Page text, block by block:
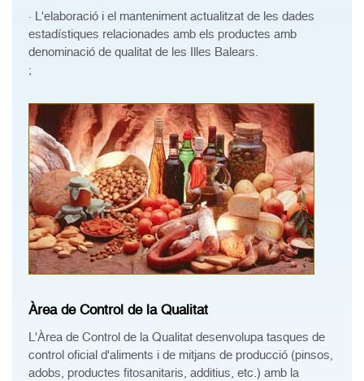
· L'elaboració i el manteniment actualitzat de les dades
estadístiques relacionades amb els productes amb
denominació de qualitat de les Illes Balears.
;
Àrea de Control de la Qualitat
L'Àrea de Control de la Qualitat desenvolupa tasques de
control oficial d'aliments i de mitjans de producció (pinsos,
adobs, productes fitosanitaris, additius, etc.) amb la